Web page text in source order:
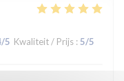
/5 Kwaliteit / Prijs : 5/5